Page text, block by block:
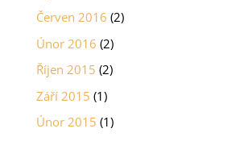
Červen 2016 (2)
Únor 2016 (2)
Říjen 2015 (2)
Září 2015 (1)
Únor 2015 (1)